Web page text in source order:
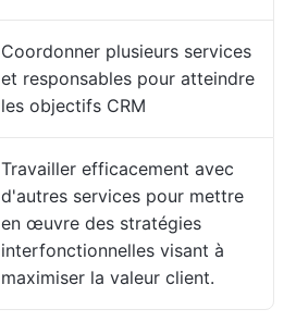
Coordonner plusieurs services
et responsables pour atteindre
les objectifs CRM
Travailler efficacement avec
d'autres services pour mettre
en œuvre des stratégies
interfonctionnelles visant à
maximiser la valeur client.